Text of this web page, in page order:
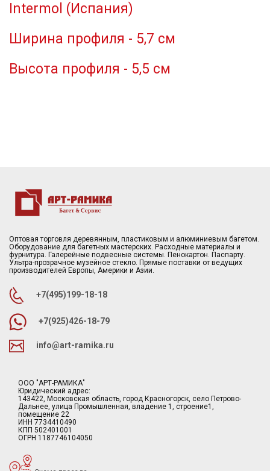
Intermol (Испания)
Ширина профиля - 5,7 см
Высота профиля - 5,5 см
Оптовая торговля деревянным, пластиковым и алюминиевым багетом.
Оборудование для багетных мастерских. Расходные материалы и
фурнитура. Галерейные подвесные системы. Пенокартон. Паспарту.
Ультра-прозрачное музейное стекло. Прямые поставки от ведущих
производителей Европы, Америки и Азии.
+7(495)199-18-18
+7(925)426-18-79
info@art-ramika.ru
ООО "АРТ-РАМИКА"
Юридический адрес:
143422, Московская область, город Красногорск, село Петрово-
Дальнее, улица Промышленная, владение 1, строение1,
помещение 22
ИНН 7734410490
КПП 502401001
ОГРН 1187746104050